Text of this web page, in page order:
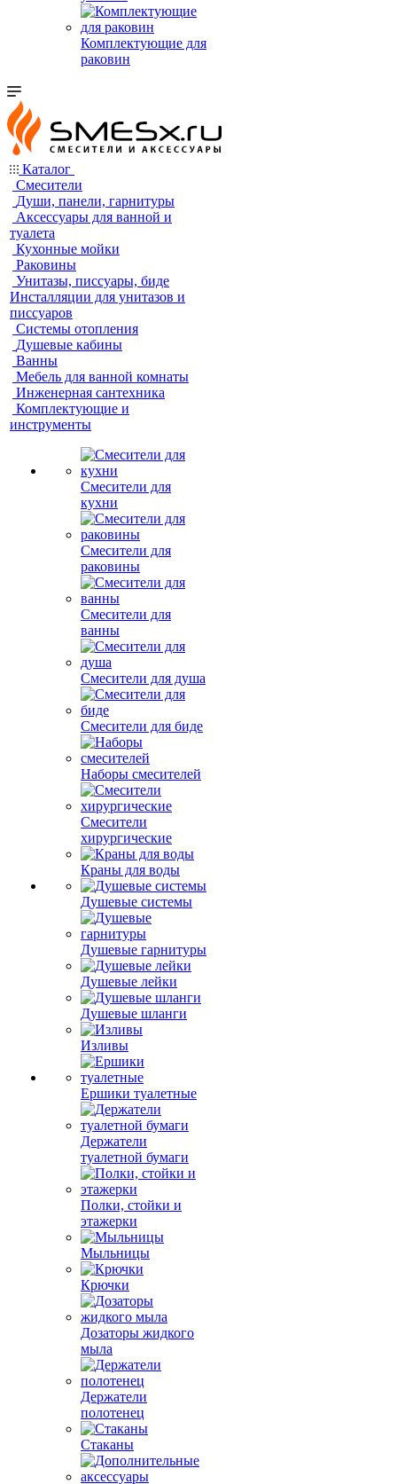
Комплектующие для
раковин
Каталог
Смесители
Души, панели, гарнитуры
Аксессуары для ванной и
туалета
Кухонные мойки
Раковины
Унитазы, писсуары, биде
Инсталляции для унитазов и
писсуаров
Системы отопления
Душевые кабины
Ванны
Мебель для ванной комнаты
Инженерная сантехника
Комплектующие и
инструменты
Смесители для
кухни
Смесители для
раковины
Смесители для
ванны
Смесители для душа
Смесители для биде
Наборы смесителей
Смесители
хирургические
Краны для воды
Душевые системы
Душевые гарнитуры
Душевые лейки
Душевые шланги
Изливы
Ершики туалетные
Держатели
туалетной бумаги
Полки, стойки и
этажерки
Мыльницы
Крючки
Дозаторы жидкого
мыла
Держатели
полотенец
Стаканы